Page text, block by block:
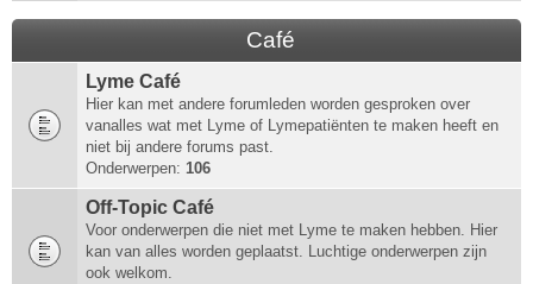
Café
Lyme Café
Hier kan met andere forumleden worden gesproken over
vanalles wat met Lyme of Lymepatiënten te maken heeft en
niet bij andere forums past.
Onderwerpen: 106
Off-Topic Café
Voor onderwerpen die niet met Lyme te maken hebben. Hier
kan van alles worden geplaatst. Luchtige onderwerpen zijn
ook welkom.